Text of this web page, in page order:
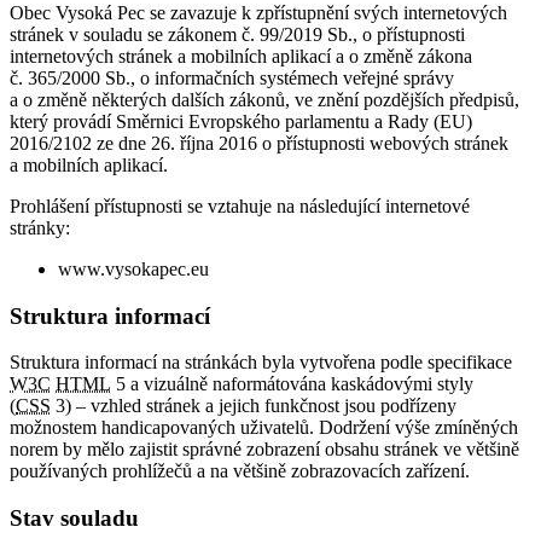
Obec Vysoká Pec se zavazuje k zpřístupnění svých internetových
stránek v souladu se zákonem č. 99/2019 Sb., o přístupnosti
internetových stránek a mobilních aplikací a o změně zákona
č. 365/2000 Sb., o informačních systémech veřejné správy
a o změně některých dalších zákonů, ve znění pozdějších předpisů,
který provádí Směrnici Evropského parlamentu a Rady (EU)
2016/2102 ze dne 26. října 2016 o přístupnosti webových stránek
a mobilních aplikací.
Prohlášení přístupnosti se vztahuje na následující internetové
stránky:
www.vysokapec.eu
Struktura informací
Struktura informací na stránkách byla vytvořena podle specifikace
W3C HTML 5 a vizuálně naformátována kaskádovými styly
(CSS 3) – vzhled stránek a jejich funkčnost jsou podřízeny
možnostem handicapovaných uživatelů. Dodržení výše zmíněných
norem by mělo zajistit správné zobrazení obsahu stránek ve většině
používaných prohlížečů a na většině zobrazovacích zařízení.
Stav souladu